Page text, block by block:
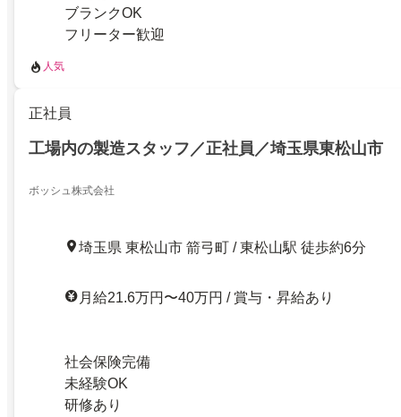
ブランクOK
フリーター歓迎
人気
正社員
工場内の製造スタッフ／正社員／埼玉県東松山市
ボッシュ株式会社
埼玉県 東松山市 箭弓町 / 東松山駅 徒歩約6分
月給21.6万円〜40万円 / 賞与・昇給あり
社会保険完備
未経験OK
研修あり